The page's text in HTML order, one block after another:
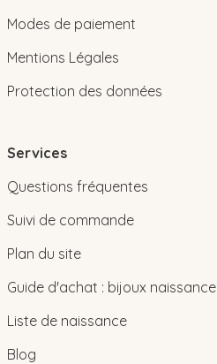
Modes de paiement
Mentions Légales
Protection des données
Services
Questions fréquentes
Suivi de commande
Plan du site
Guide d'achat : bijoux naissance
Liste de naissance
Blog